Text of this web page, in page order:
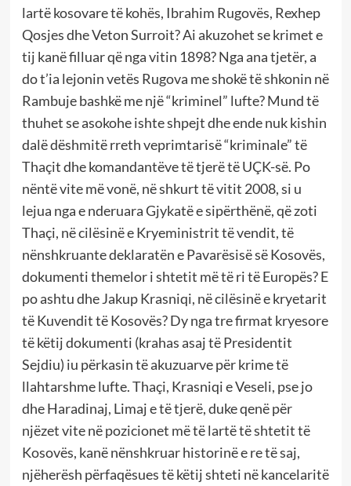
lartë kosovare të kohës, Ibrahim Rugovës, Rexhep
Qosjes dhe Veton Surroit? Ai akuzohet se krimet e
tij kanë filluar që nga vitin 1898? Nga ana tjetër, a
do t’ia lejonin vetës Rugova me shokë të shkonin në
Rambuje bashkë me një “kriminel” lufte? Mund të
thuhet se asokohe ishte shpejt dhe ende nuk kishin
dalë dëshmitë rreth veprimtarisë “kriminale” të
Thaçit dhe komandantëve të tjerë të UÇK-së. Po
nëntë vite më vonë, në shkurt të vitit 2008, si u
lejua nga e nderuara Gjykatë e sipërthënë, që zoti
Thaçi, në cilësinë e Kryeministrit të vendit, të
nënshkruante deklaratën e Pavarësisë së Kosovës,
dokumenti themelor i shtetit më të ri të Europës? E
po ashtu dhe Jakup Krasniqi, në cilësinë e kryetarit
të Kuvendit të Kosovës? Dy nga tre firmat kryesore
të këtij dokumenti (krahas asaj të Presidentit
Sejdiu) iu përkasin të akuzuarve për krime të
llahtarshme lufte. Thaçi, Krasniqi e Veseli, pse jo
dhe Haradinaj, Limaj e të tjerë, duke qenë për
njëzet vite në pozicionet më të lartë të shtetit të
Kosovës, kanë nënshkruar historinë e re të saj,
njëherësh përfaqësues të këtij shteti në kancelaritë